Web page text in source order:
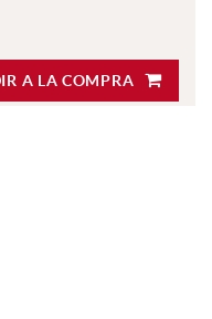
A LA COMPRA